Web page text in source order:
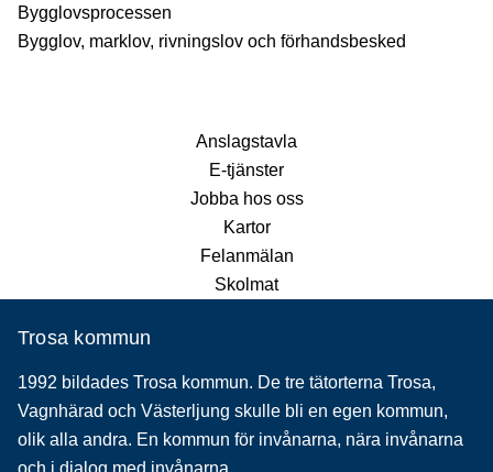
Bygglovsprocessen
Bygglov, marklov, rivningslov och förhandsbesked
Anslagstavla
E-tjänster
Jobba hos oss
Kartor
Felanmälan
Skolmat
Trosa kommun
1992 bildades Trosa kommun. De tre tätorterna Trosa,
Vagnhärad och Västerljung skulle bli en egen kommun,
olik alla andra. En kommun för invånarna, nära invånarna
och i dialog med invånarna.